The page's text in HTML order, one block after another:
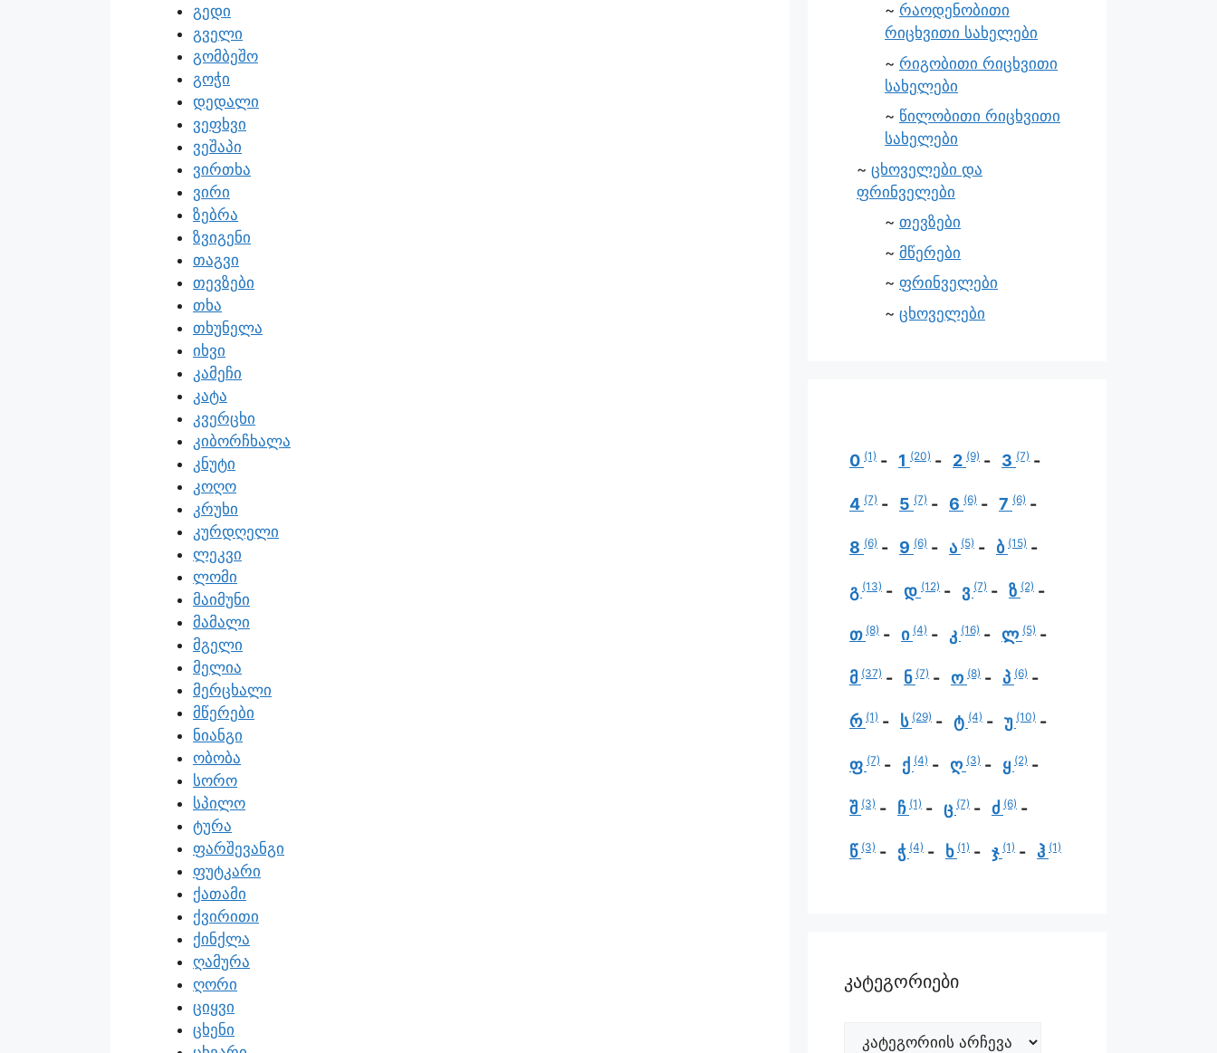
გედი
გველი
გომბეშო
გოჭი
დედალი
ვეფხვი
ვეშაპი
ვირთხა
ვირი
ზებრა
ზვიგენი
თაგვი
თევზები
თხა
თხუნელა
იხვი
კამეჩი
კატა
კვერცხი
კიბორჩხალა
კნუტი
კოღო
კრუხი
კურდღელი
ლეკვი
ლომი
მაიმუნი
მამალი
მგელი
მელია
მერცხალი
მწერები
ნიანგი
ობობა
სორო
სპილო
ტურა
ფარშევანგი
ფუტკარი
ქათამი
ქვირითი
ქინქლა
ღამურა
ღორი
ციყვი
ცხენი
რაოდენობითი
რიცხვითი სახელები
რიგობითი რიცხვითი
სახელები
წილობითი რიცხვითი
სახელები
ცხოველები და
ფრინველები
თევზები
მწერები
ფრინველები
ცხოველები
0 (1) 1 (20) 2 (9) 3 (7)
4 (7) 5 (7) 6 (6) 7 (6)
8 (6) 9 (6) ა (5) ბ (15)
გ (13) დ (12) ვ (7) ზ (2)
თ (8) ი (4) კ (16) ლ (5)
მ (37) ნ (7) ო (8) პ (6)
რ (1) ს (29) ტ (4) უ (10)
ფ (7) ქ (4) ღ (3) ყ (2)
შ (3) ჩ (1) ც (7) ძ (6)
წ (3) ჭ (4) ხ (1) ჯ (1) ჰ (1)
კატეგორიები